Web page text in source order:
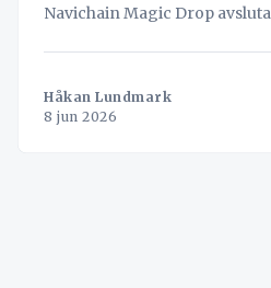
Navichain Magic Drop
Håkan Lundmark
8 jun 2026